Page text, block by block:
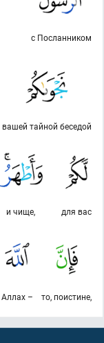
с Посланником
вашей тайной беседой
для вас
и чище,
то, поистине,
Аллах –